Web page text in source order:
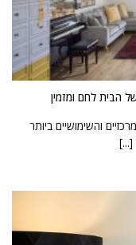
הבית לחם ומזמין
והשימושיים ביותר
[...]